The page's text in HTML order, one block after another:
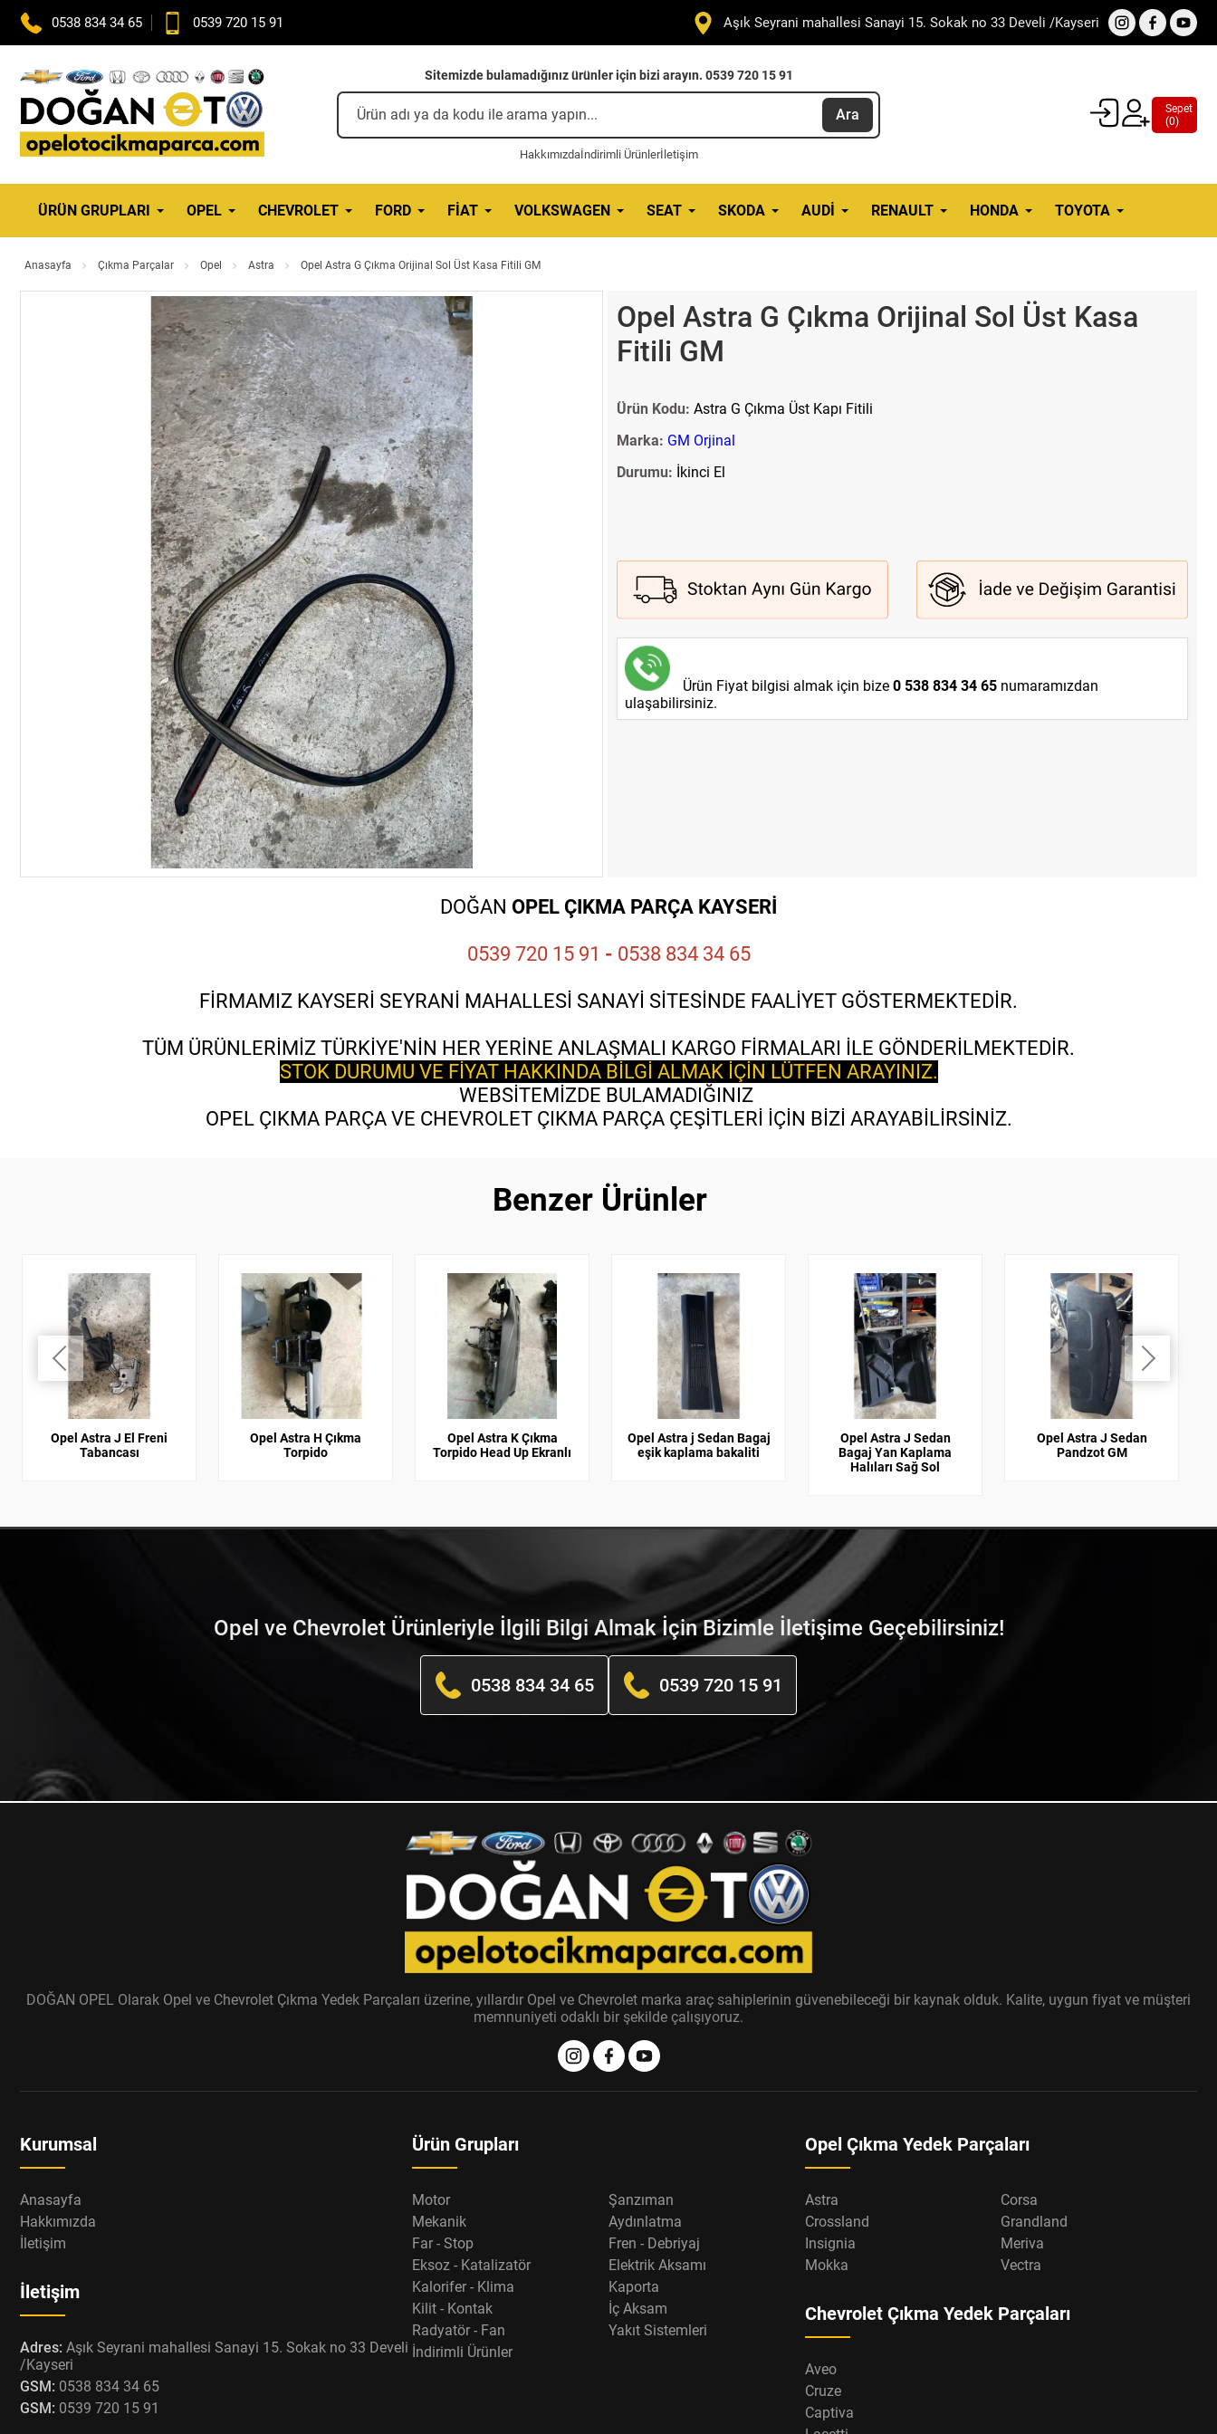
0538 834 34 65 0539 720 15 91 Aşık Seyrani mahallesi Sanayi 15. Sokak no 33 Develi /Kayseri
Sitemizde bulamadığınız ürünler için bizi arayın. 0539 720 15 91
Ara
Hakkımızdaİndirimli Ürünlerİletişim
Sepet
(0)
ÜRÜN GRUPLARI OPEL CHEVROLET FORD FIAT VOLKSWAGEN SEAT SKODA AUDI RENAULT HONDA TOYOTA
Anasayfa Çıkma Parçalar Opel Astra Opel Astra G Çıkma Orijinal Sol Üst Kasa Fitili GM
Opel Astra G Çıkma Orijinal Sol Üst Kasa
Fitili GM
Ürün Kodu: Astra G Çıkma Üst Kapı Fitili
Marka: GM Orjinal
Durumu: İkinci El
Ürün Fiyat bilgisi almak için bize 0 538 834 34 65numaramızdan
ulaşabilirsiniz.
DOĞAN OPEL ÇIKMA PARÇA KAYSERİ
0539 720 15 91 - 0538 834 34 65
FİRMAMIZ KAYSERİ SEYRANİ MAHALLESİ SANAYİ SİTESİNDE FAALİYET GÖSTERMEKTEDİR.
TÜM ÜRÜNLERİMİZ TÜRKİYE'NİN HER YERİNE ANLAŞMALI KARGO FİRMALARI İLE GÖNDERİLMEKTEDİR.
STOK DURUMU VE FİYAT HAKKINDA BİLGİ ALMAK İÇİN LÜTFEN ARAYINIZ.
WEBSİTEMİZDE BULAMADIĞINIZ
OPEL ÇIKMA PARÇA VE CHEVROLET ÇIKMA PARÇA ÇEŞİTLERİ İÇİN BİZİ ARAYABİLİRSİNİZ.
Benzer Ürünler
Opel Astra J El Freni
Tabancası
Opel Astra H Çıkma
Torpido
Opel Astra K Çıkma
Torpido Head Up Ekranlı
Opel Astra j Sedan Bagaj
eşik kaplama bakaliti
Opel Astra J Sedan
Bagaj Yan Kaplama
Halıları Sağ Sol
Opel Astra J Sedan
Pandzot GM
Opel ve Chevrolet Ürünleriyle İlgili Bilgi Almak İçin Bizimle İletişime Geçebilirsiniz!
0538 834 34 65 0539 720 15 91
DOĞAN OPEL Olarak Opel ve Chevrolet Çıkma Yedek Parçaları üzerine, yıllardır Opel ve Chevrolet marka araç sahiplerinin güvenebileceği bir kaynak olduk. Kalite, uygun fiyat ve müşteri
memnuniyeti odaklı bir şekilde çalışıyoruz.
Kurumsal
Anasayfa
Hakkımızda
İletişim
İletişim
Adres: Aşık Seyrani mahallesi Sanayi 15. Sokak no 33 Develi
/Kayseri
GSM: 0538 834 34 65
GSM: 0539 720 15 91
Ürün Grupları
Motor
Şanzıman
Mekanik
Aydınlatma
Far - Stop
Fren - Debriyaj
Eksoz - Katalizatör
Elektrik Aksamı
Kalorifer - Klima
Kaporta
Kilit - Kontak
İç Aksam
Radyatör - Fan
Yakıt Sistemleri
İndirimli Ürünler
Opel Çıkma Yedek Parçaları
Astra
Corsa
Crossland
Grandland
Insignia
Meriva
Mokka
Vectra
Chevrolet Çıkma Yedek Parçaları
Aveo
Cruze
Captiva